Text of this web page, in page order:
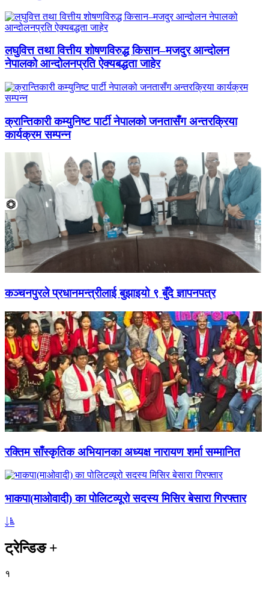
लघुवित्त तथा वित्तीय शोषणविरुद्ध किसान–मजदुर आन्दोलन
नेपालको आन्दोलनप्रति ऐक्यबद्धता जाहेर
क्रान्तिकारी कम्युनिष्ट पार्टी नेपालको जनतासँग अन्तरक्रिया
कार्यक्रम सम्पन्न
कञ्चनपुरले प्रधानमन्त्रीलाई बुझाइयो ९ बुँदे ज्ञापनपत्र
रक्तिम साँस्कृतिक अभियानका अध्यक्ष नारायण शर्मा सम्मानित
भाकपा(माओवादी) का पोलिटव्यूरो सदस्य मिसिर बेसारा गिरफ्तार
ट्रेन्डिङ+
१